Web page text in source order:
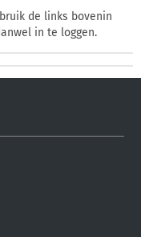
de links bovenin
in te loggen.